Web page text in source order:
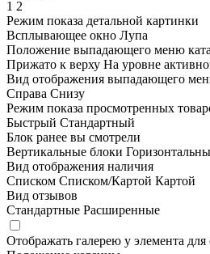
1 2
Режим показа детальной картинки
Всплывающее окно Лупа
Положение выпадающего меню
Прижато к верху На уровне
Вид отображения выпадающего
Справа Снизу
Режим показа просмотренных
Быстрый Стандартный
Блок ранее вы смотрели
Вертикальные блоки
Вид отображения наличия
Списком Списком/Картой Картой
Вид отзывов
Стандартные Расширенные
Отображать галерею у элемента для